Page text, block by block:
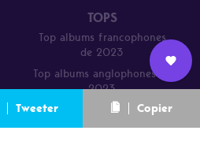
Newsletter
Tweeter Copier
TOPS
Top albums francophones
de 2023
Top albums anglophones de
2023
Parcours de DJ Mehdi en 20
titres